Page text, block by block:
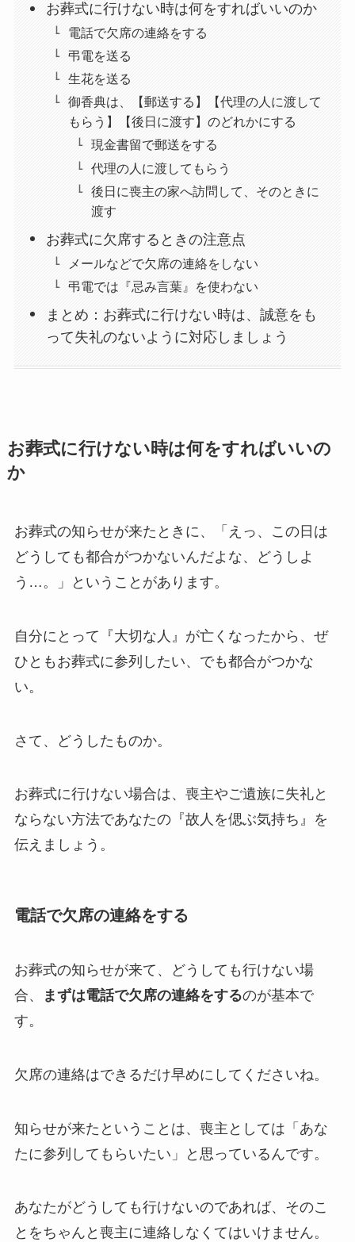
お葬式に行けない時は何をすればいいのか
電話で欠席の連絡をする
弔電を送る
生花を送る
御香典は、【郵送する】【代理の人に渡して
もらう】【後日に渡す】のどれかにする
現金書留で郵送をする
代理の人に渡してもらう
後日に喪主の家へ訪問して、そのときに
渡す
お葬式に欠席するときの注意点
メールなどで欠席の連絡をしない
弔電では『忌み言葉』を使わない
まとめ：お葬式に行けない時は、誠意をも
って失礼のないように対応しましょう
お葬式に行けない時は何をすればいいの
か
お葬式の知らせが来たときに、「えっ、この日は
どうしても都合がつかないんだよな、どうしよ
う…。」ということがあります。
自分にとって『大切な人』が亡くなったから、ぜ
ひともお葬式に参列したい、でも都合がつかな
い。
さて、どうしたものか。
お葬式に行けない場合は、喪主やご遺族に失礼と
ならない方法であなたの『故人を偲ぶ気持ち』を
伝えましょう。
電話で欠席の連絡をする
お葬式の知らせが来て、どうしても行けない場
合、
まずは電話で欠席の連絡をするのが基本で
す。
欠席の連絡はできるだけ早めにしてくださいね。
知らせが来たということは、喪主としては「あな
たに参列してもらいたい」と思っているんです。
あなたがどうしても行けないのであれば、そのこ
とをちゃんと喪主に連絡しなくてはいけません。